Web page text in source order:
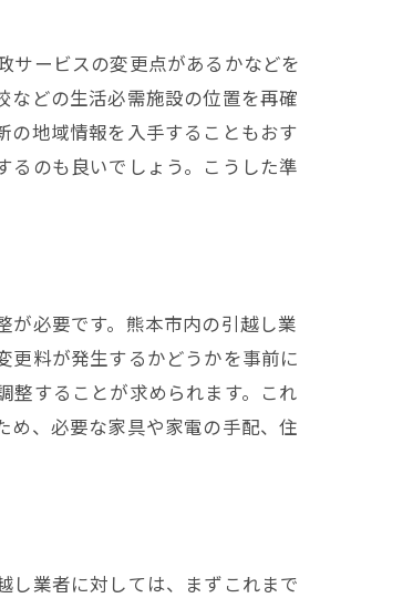
サービスの変更点があるかなどを
などの生活必需施設の位置を再確
の地域情報を入手することもおす
るのも良いでしょう。こうした準
が必要です。熊本市内の引越し業
更料が発生するかどうかを事前に
整することが求められます。これ
め、必要な家具や家電の手配、住
し業者に対しては、まずこれまで